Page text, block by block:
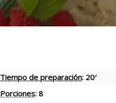
Tiempo de preparación: 20′
Porciones: 8